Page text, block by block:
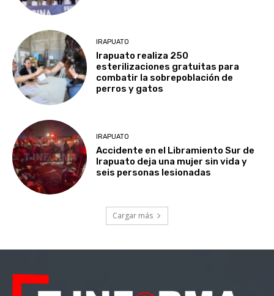
IRAPUATO
Irapuato realiza 250
esterilizaciones gratuitas para
combatir la sobrepoblación de
perros y gatos
IRAPUATO
Accidente en el Libramiento Sur de
Irapuato deja una mujer sin vida y
seis personas lesionadas
Cargar más